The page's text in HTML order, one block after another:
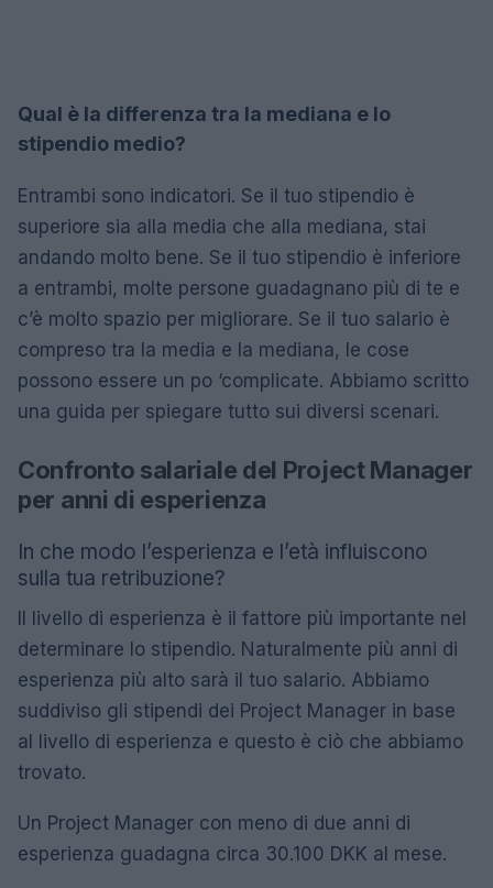
Qual è la differenza tra la mediana e lo
stipendio medio?
Entrambi sono indicatori. Se il tuo stipendio è
superiore sia alla media che alla mediana, stai
andando molto bene. Se il tuo stipendio è inferiore
a entrambi, molte persone guadagnano più di te e
c’è molto spazio per migliorare. Se il tuo salario è
compreso tra la media e la mediana, le cose
possono essere un po ‘complicate. Abbiamo scritto
una guida per spiegare tutto sui diversi scenari.
Confronto salariale del Project Manager
per anni di esperienza
In che modo l’esperienza e l’età influiscono
sulla tua retribuzione?
Il livello di esperienza è il fattore più importante nel
determinare lo stipendio. Naturalmente più anni di
esperienza più alto sarà il tuo salario. Abbiamo
suddiviso gli stipendi dei Project Manager in base
al livello di esperienza e questo è ciò che abbiamo
trovato.
Un Project Manager con meno di due anni di
esperienza guadagna circa 30.100 DKK al mese.